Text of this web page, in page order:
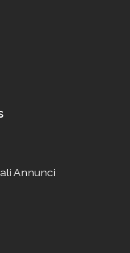
Annunci